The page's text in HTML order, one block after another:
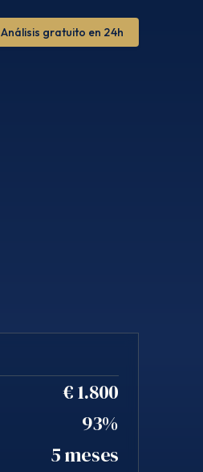
Análisis gratuito en 24h
€ 1.800
93%
5 meses